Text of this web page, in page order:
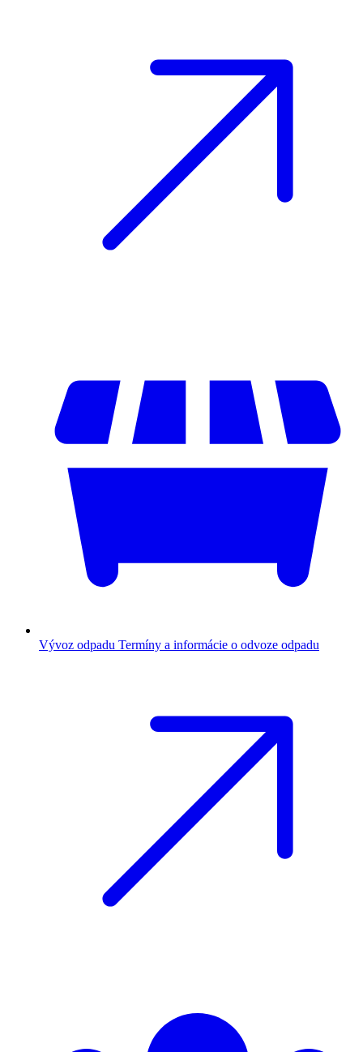
Vývoz odpadu Termíny a informácie o odvoze odpadu